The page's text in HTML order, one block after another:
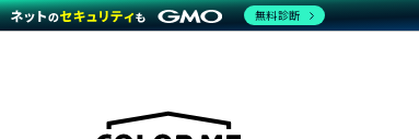
特長
商材一覧を見る
無料診断